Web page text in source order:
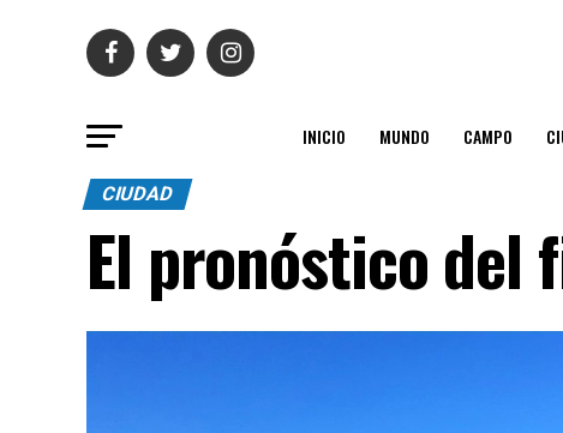
INICIO MUNDO CAMPO
CIUDAD
El pronóstico del